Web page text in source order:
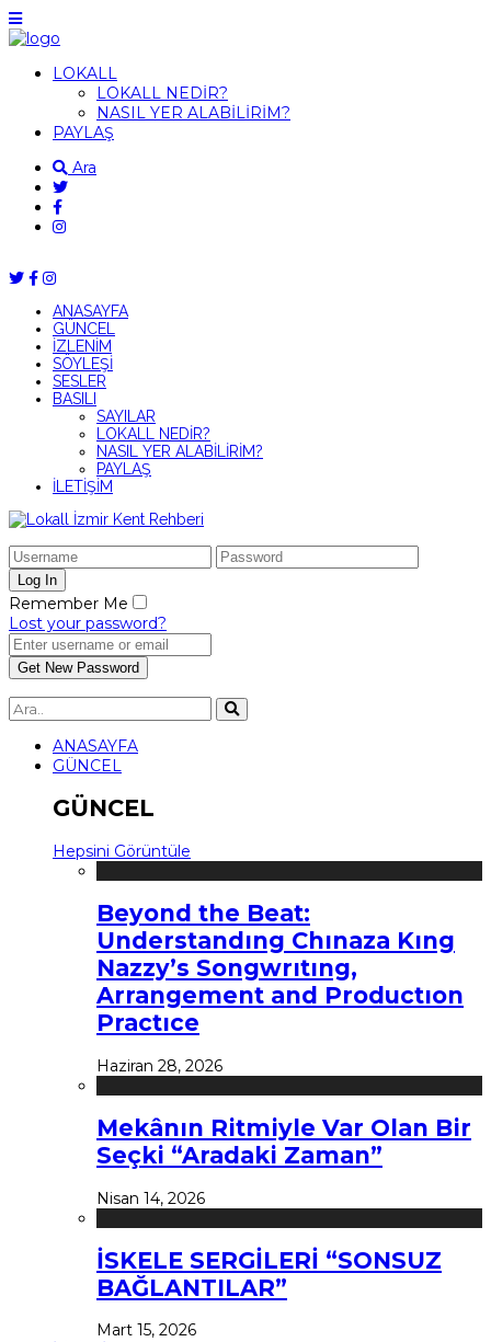
LOKALL
LOKALL NEDİR?
NASIL YER ALABİLİRİM?
PAYLAŞ
Ara
ANASAYFA
GÜNCEL
İZLENİM
SÖYLEŞİ
SESLER
BASILI
SAYILAR
LOKALL NEDİR?
NASIL YER ALABİLİRİM?
PAYLAŞ
İLETİŞİM
Remember Me
Lost your password?
ANASAYFA
GÜNCEL
GÜNCEL
Hepsini Görüntüle
Beyond the Beat:
Understandıng Chınaza Kıng
Nazzy’s Songwrıtıng,
Arrangement and Productıon
Practıce
Haziran 28, 2026
Mekânın Ritmiyle Var Olan Bir
Seçki “Aradaki Zaman”
Nisan 14, 2026
İSKELE SERGİLERİ “SONSUZ
BAĞLANTILAR”
Mart 15, 2026